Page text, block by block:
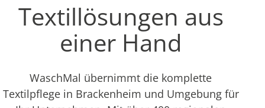
Textillösungen aus
einer Hand
WaschMal übernimmt die komplette
Textilpflege in Brackenheim und Umgebung für